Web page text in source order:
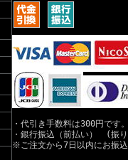
・代引き手数料は300円です
・銀行振込（前払い） (振
※ご注文から7日以内にお振